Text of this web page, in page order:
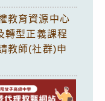
教育資源中心
轉型正義課程
教師(社群)申